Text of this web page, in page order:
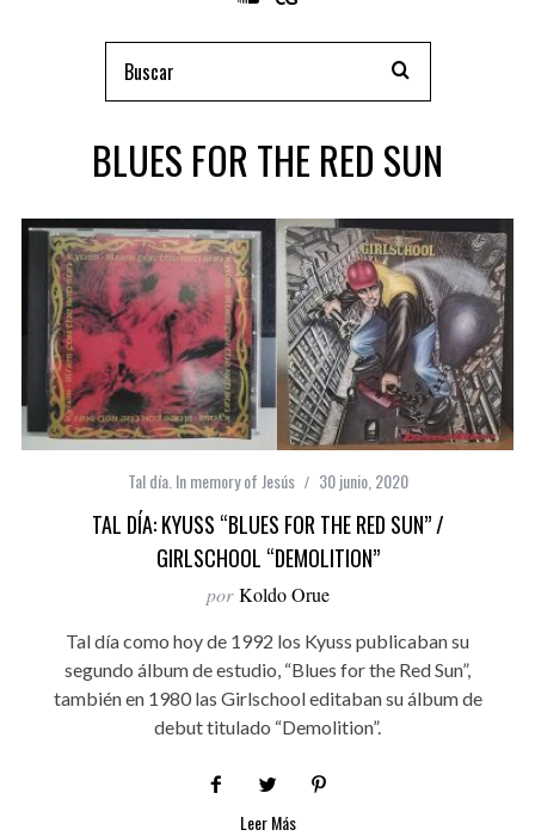
BLUES FOR THE RED SUN
Tal día. In memory of Jesús 30 junio, 2020
TAL DÍA: KYUSS “BLUES FOR THE RED SUN” /
GIRLSCHOOL “DEMOLITION”
por Koldo Orue
Tal día como hoy de 1992 los Kyuss publicaban su
segundo álbum de estudio, “Blues for the Red Sun”,
también en 1980 las Girlschool editaban su álbum de
debut titulado “Demolition”.
Leer Más